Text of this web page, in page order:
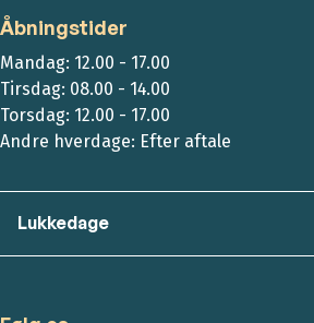
Åbningstider
Mandag: 12.00 - 17.00
Tirsdag: 08.00 - 14.00
Torsdag: 12.00 - 17.00
Andre hverdage: Efter aftale
Lukkedage